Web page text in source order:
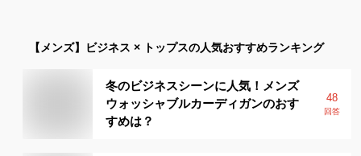
【メンズ】 ビジネス × トップスの人気おすすめランキング
冬のビジネスシーンに人気！メンズ
ウォッシャブルカーディガンのおす
すめは？
48
回答